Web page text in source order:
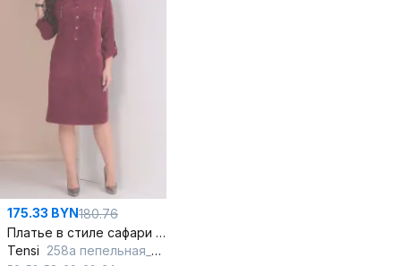
175.33 BYN180.76
Платье в стиле сафари из вельвета с карманами и разрезами
Tensi 258а пепельная_роза